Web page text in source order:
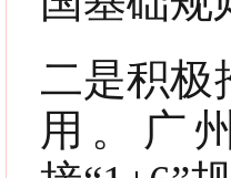
二是积极
用。广